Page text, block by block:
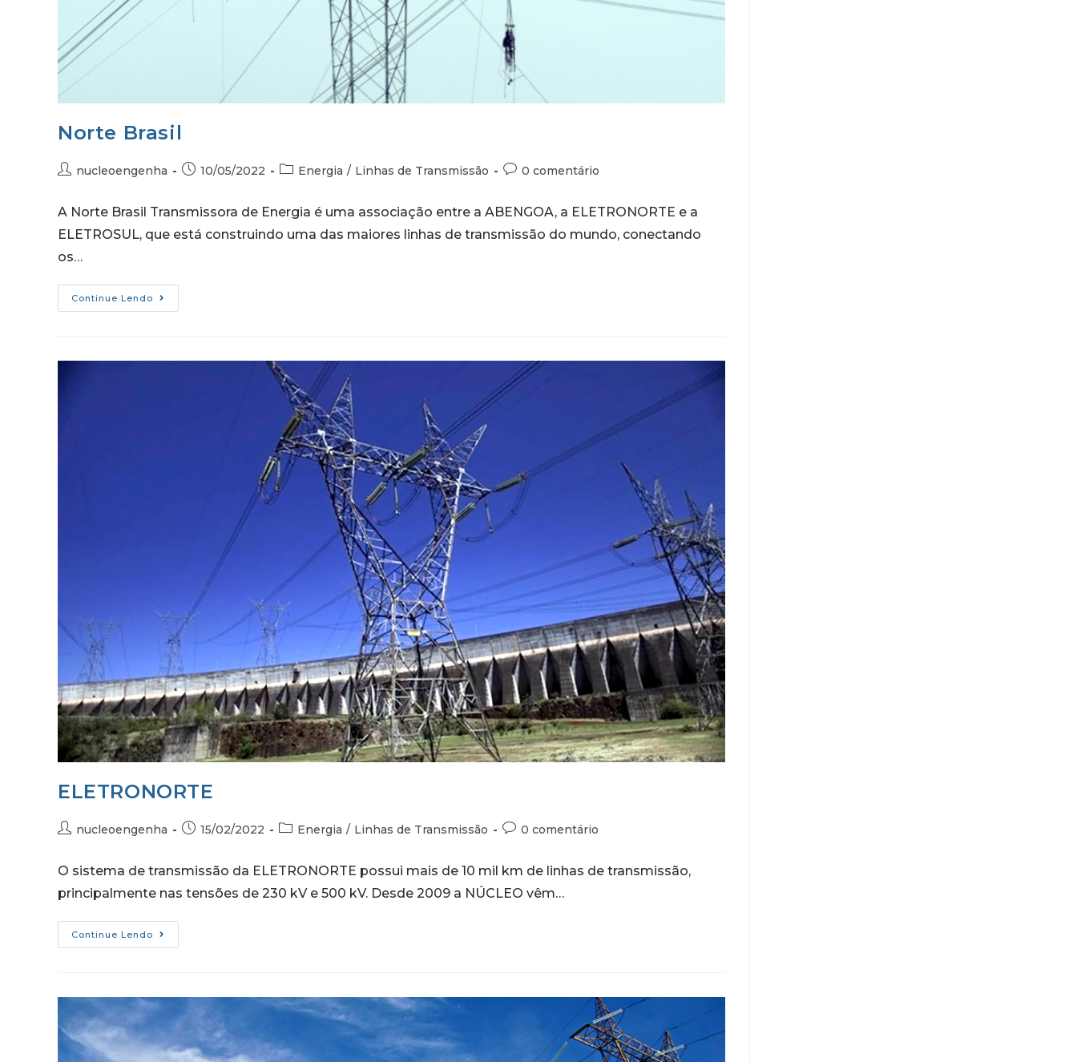
Norte Brasil
nucleoengenha 10/05/2022 Energia / Linhas de Transmissão 0 comentário
A Norte Brasil Transmissora de Energia é uma associação entre a ABENGOA, a ELETRONORTE e a
ELETROSUL, que está construindo uma das maiores linhas de transmissão do mundo, conectando
os…
Continue Lendo
ELETRONORTE
nucleoengenha 15/02/2022 Energia / Linhas de Transmissão 0 comentário
O sistema de transmissão da ELETRONORTE possui mais de 10 mil km de linhas de transmissão,
principalmente nas tensões de 230 kV e 500 kV. Desde 2009 a NÚCLEO vêm…
Continue Lendo